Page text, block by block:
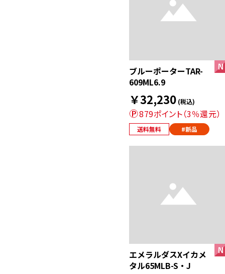
ブルーポーターTAR-
609ML6.9
￥32,230 (税込)
879ポイント（3％還元）
送料無料 #新品
エメラルダスXイカメ
タル65MLB-S・J